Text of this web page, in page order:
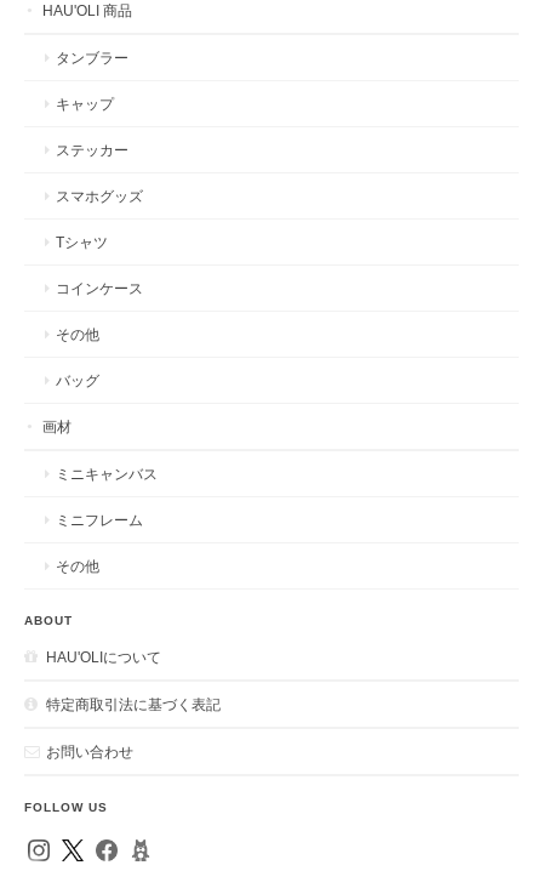
HAU'OLI 商品
タンブラー
キャップ
ステッカー
スマホグッズ
Tシャツ
コインケース
その他
バッグ
画材
ミニキャンバス
ミニフレーム
その他
ABOUT
HAU'OLIについて
特定商取引法に基づく表記
お問い合わせ
FOLLOW US